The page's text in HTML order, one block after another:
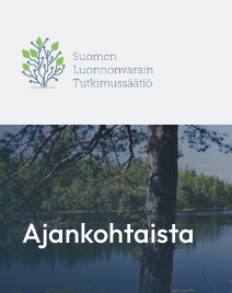
Ajankohtaista